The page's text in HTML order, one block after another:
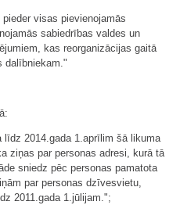
visas pievienojamās
sabiedrības valdes un
kas reorganizācijas gaitā
dalībniekam."
līdz 2014.gada 1.aprīlim šā likuma
ziņas par personas adresi, kurā tā
sniedz pēc personas pamatota
par personas dzīvesvietu,
2011.gada 1.jūlijam.";